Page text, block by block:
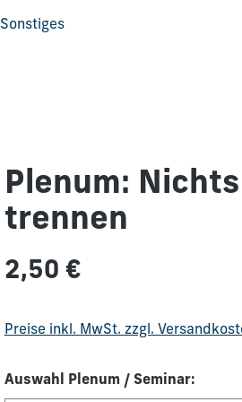
Sonstiges
Plenum:
trennen
Regulärer Preis:
2,50 €
Preise inkl. MwSt. zzgl.
Auswahl Plenum / Seminar: